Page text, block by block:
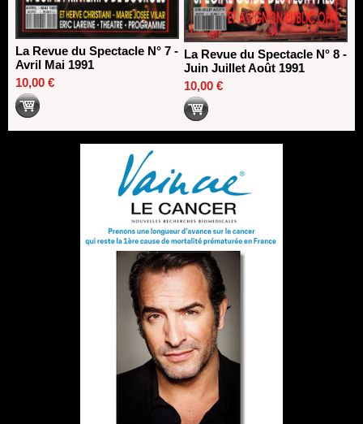
La Revue du Spectacle N° 7 -
Avril Mai 1991
10,00 €
La Revue du Spectacle N° 8 -
Juin Juillet Août 1991
10,00 €